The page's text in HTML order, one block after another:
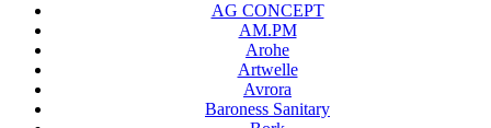
AG CONCEPT
AM.PM
Arohe
Artwelle
Avrora
Baroness Sanitary